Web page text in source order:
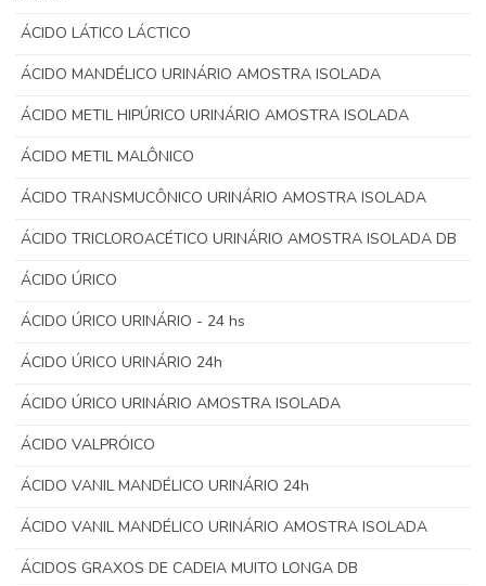
ÁCIDO LÁTICO LÁCTICO
ÁCIDO MANDÉLICO URINÁRIO AMOSTRA ISOLADA
ÁCIDO METIL HIPÚRICO URINÁRIO AMOSTRA ISOLADA
ÁCIDO METIL MALÔNICO
ÁCIDO TRANSMUCÔNICO URINÁRIO AMOSTRA ISOLADA
ÁCIDO TRICLOROACÉTICO URINÁRIO AMOSTRA ISOLADA DB
ÁCIDO ÚRICO
ÁCIDO ÚRICO URINÁRIO - 24 hs
ÁCIDO ÚRICO URINÁRIO 24h
ÁCIDO ÚRICO URINÁRIO AMOSTRA ISOLADA
ÁCIDO VALPRÓICO
ÁCIDO VANIL MANDÉLICO URINÁRIO 24h
ÁCIDO VANIL MANDÉLICO URINÁRIO AMOSTRA ISOLADA
ÁCIDOS GRAXOS DE CADEIA MUITO LONGA DB